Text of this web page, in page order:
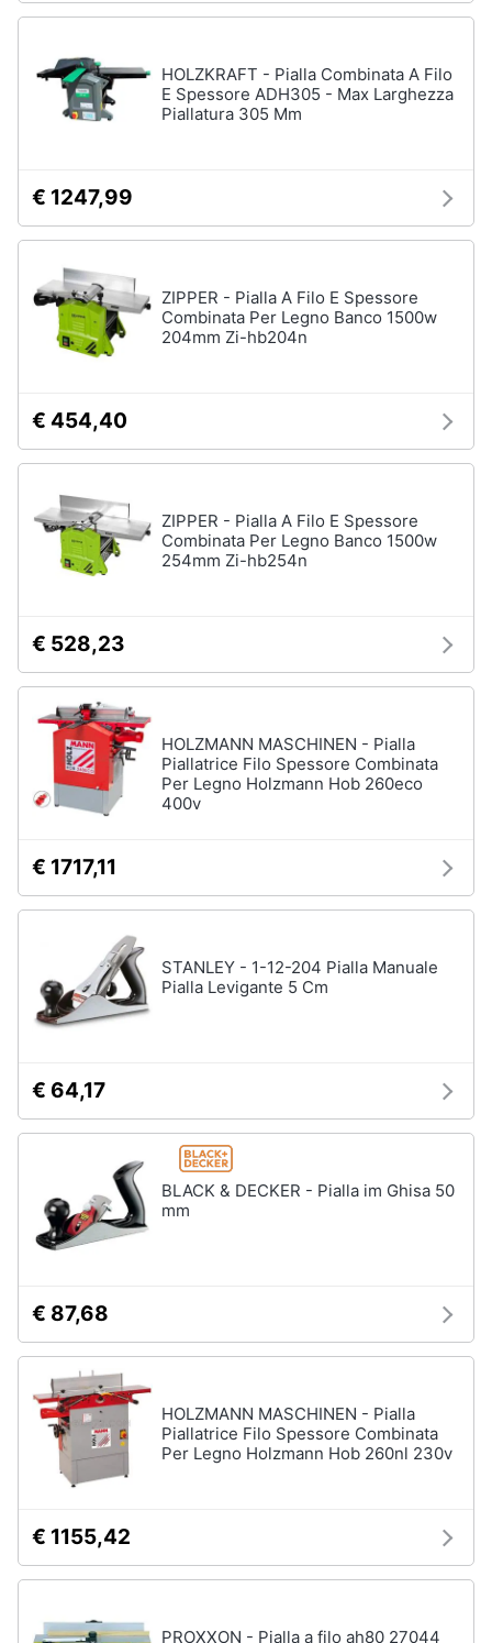
HOLZKRAFT - Pialla Combinata A Filo
E Spessore ADH305 - Max Larghezza
Piallatura 305 Mm
€ 1247,99
ZIPPER - Pialla A Filo E Spessore
Combinata Per Legno Banco 1500w
204mm Zi-hb204n
€ 454,40
ZIPPER - Pialla A Filo E Spessore
Combinata Per Legno Banco 1500w
254mm Zi-hb254n
€ 528,23
HOLZMANN MASCHINEN - Pialla
Piallatrice Filo Spessore Combinata
Per Legno Holzmann Hob 260eco
400v
€ 1717,11
STANLEY - 1-12-204 Pialla Manuale
Pialla Levigante 5 Cm
€ 64,17
BLACK & DECKER - Pialla im Ghisa 50
mm
€ 87,68
HOLZMANN MASCHINEN - Pialla
Piallatrice Filo Spessore Combinata
Per Legno Holzmann Hob 260nl 230v
€ 1155,42
PROXXON - Pialla a filo ah80 27044